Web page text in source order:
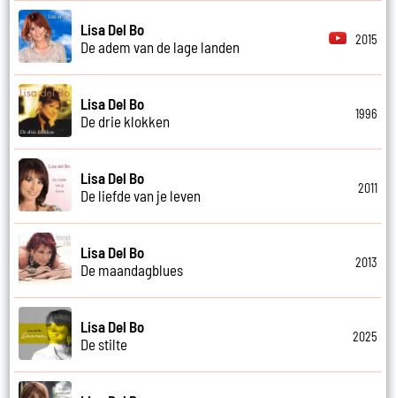
Lisa Del Bo
De adem van de lage landen
2015
Lisa Del Bo
De drie klokken
1996
Lisa Del Bo
De liefde van je leven
2011
Lisa Del Bo
De maandagblues
2013
Lisa Del Bo
De stilte
2025